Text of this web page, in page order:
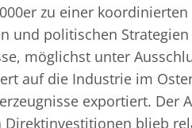
zu einer koordinierten
und politischen
möglichst unter
auf die Industrie im
exportiert. Der
blieb